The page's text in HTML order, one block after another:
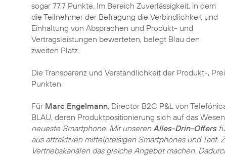
sogar 77,7 Punkte. Im Bereich Zuverlässigkeit, in dem
die Teilnehmer der Befragung die Verbindlichkeit und
Einhaltung von Absprachen und Produkt- und
Vertragsleistungen bewerteten, belegt Blau den
zweiten Platz.
Die Transparenz und Verständlichkeit der Produkt-,
Punkten.
Für Marc Engelmann, Director B2C P&L von
BLAU, deren Produktpositionierung sich auf das
neueste Smartphone. Mit unserenAlles-Drin-Offers
aus attraktiven mittelpreisigen Smartphones und Tarif.
Vertriebskanälen das gleiche Angebot machen.